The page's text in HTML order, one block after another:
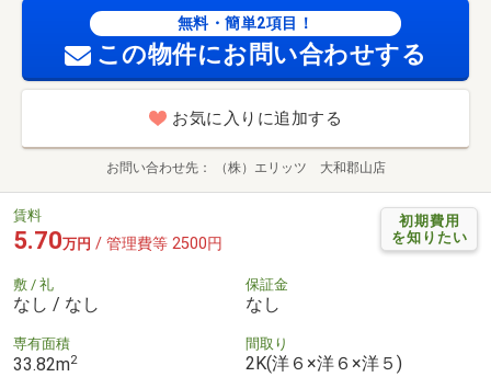
無料・簡単2項目！
この物件にお問い合わせする
お気に入りに追加する
お問い合わせ先 （株）エリッツ 大和郡山店
初期費用
を知りたい
賃料
5.70万円 / 管理費等 2500円
敷 / 礼
なし / なし
保証金
なし
専有面積
33.82m2
間取り
2K(洋６×洋６×洋５)